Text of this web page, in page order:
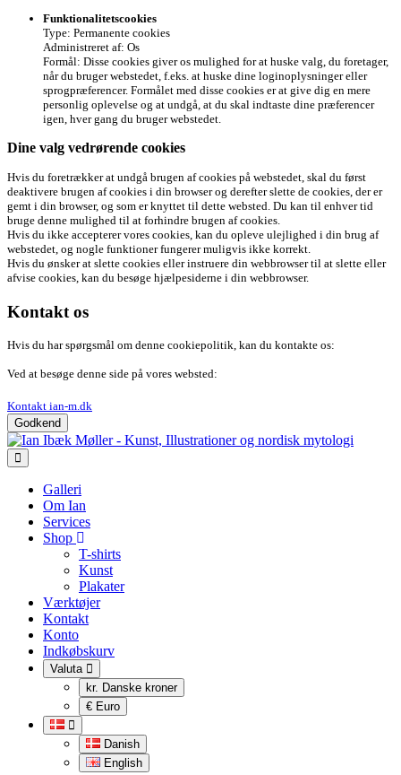
Funktionalitetscookies
Type: Permanente cookies
Administreret af: Os
Formål: Disse cookies giver os mulighed for at huske valg, du foretager,
når du bruger webstedet, f.eks. at huske dine loginoplysninger eller
sprogpræferencer. Formålet med disse cookies er at give dig en mere
personlig oplevelse og at undgå, at du skal indtaste dine præferencer
igen, hver gang du bruger webstedet.
Dine valg vedrørende cookies
Hvis du foretrækker at undgå brugen af cookies på webstedet, skal du først
deaktivere brugen af cookies i din browser og derefter slette de cookies, der er
gemt i din browser, og som er knyttet til dette websted. Du kan til enhver tid
bruge denne mulighed til at forhindre brugen af cookies.
Hvis du ikke accepterer vores cookies, kan du opleve ulejlighed i din brug af
webstedet, og nogle funktioner fungerer muligvis ikke korrekt.
Hvis du ønsker at slette cookies eller instruere din webbrowser til at slette eller
afvise cookies, kan du besøge hjælpesiderne i din webbrowser.
Kontakt os
Hvis du har spørgsmål om denne cookiepolitik, kan du kontakte os:
Ved at besøge denne side på vores websted:
Kontakt ian-m.dk
Godkend
Galleri
Om Ian
Services
Shop
T-shirts
Kunst
Plakater
Værktøjer
Kontakt
Konto
Indkøbskurv
Valuta
kr. Danske kroner
€ Euro
Danish
English